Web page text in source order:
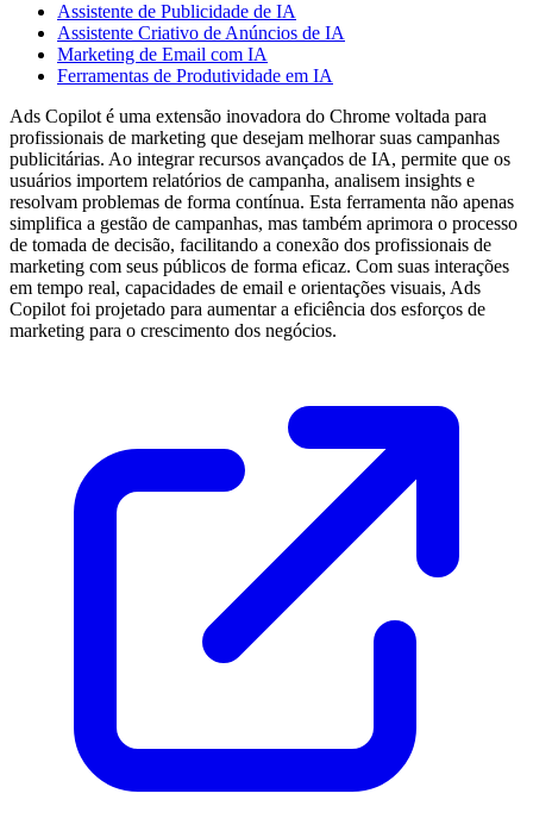
Assistente de Publicidade de IA
Assistente Criativo de Anúncios de IA
Marketing de Email com IA
Ferramentas de Produtividade em IA
Ads Copilot é uma extensão inovadora do Chrome voltada para
profissionais de marketing que desejam melhorar suas campanhas
publicitárias. Ao integrar recursos avançados de IA, permite que os
usuários importem relatórios de campanha, analisem insights e
resolvam problemas de forma contínua. Esta ferramenta não apenas
simplifica a gestão de campanhas, mas também aprimora o processo
de tomada de decisão, facilitando a conexão dos profissionais de
marketing com seus públicos de forma eficaz. Com suas interações
em tempo real, capacidades de email e orientações visuais, Ads
Copilot foi projetado para aumentar a eficiência dos esforços de
marketing para o crescimento dos negócios.